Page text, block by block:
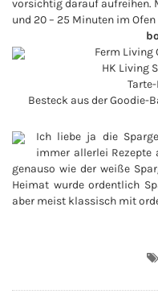
vorsichtig darauf aufreihen.
und 20 – 25 Minuten im
Ferm Living
HK Living
Besteck aus der Goodie-
Ich liebe ja die
immer allerlei Rezepte
genauso wie der weiße
Heimat wurde ordentlich
aber meist klassisch mit